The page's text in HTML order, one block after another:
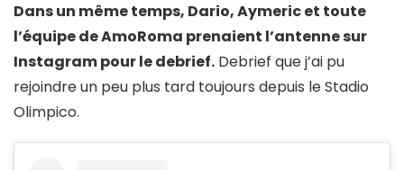
Dans un même temps, Dario, Aymeric et toute
l’équipe de AmoRoma prenaient l’antenne sur
Instagram pour le debrief. Debrief que j’ai pu
rejoindre un peu plus tard toujours depuis le Stadio
Olimpico.